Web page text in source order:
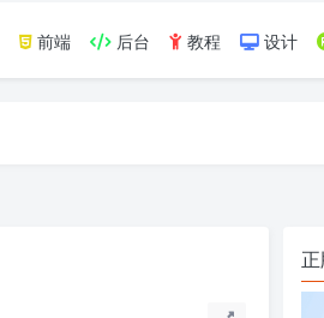
前端 后台 教程 设计